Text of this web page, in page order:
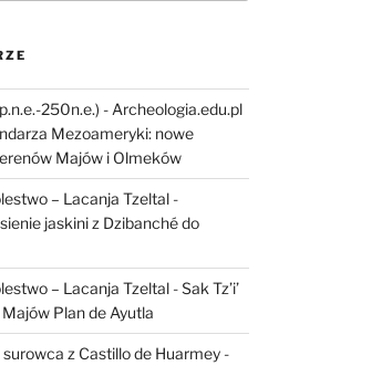
250n.e.) - Archeologia.edu.pl
Mezoameryki: nowe
Majów i Olmeków
– Lacanja Tzeltal-
jaskini z Dzibanché do
– Lacanja Tzeltal-Sak Tz’i’
Plan de Ayutla
z Castillo de Huarmey-